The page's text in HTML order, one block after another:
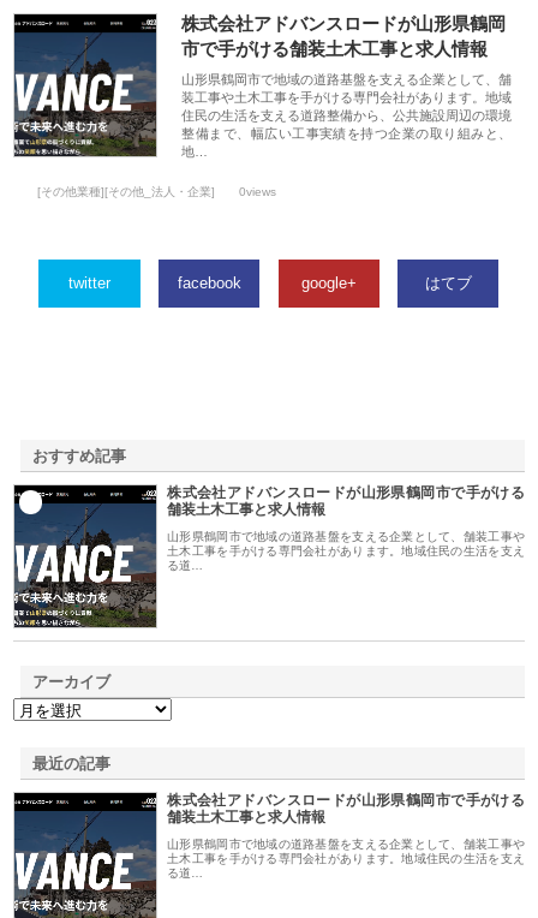
株式会社アドバンスロードが山形県鶴岡
市で手がける舗装土木工事と求人情報
山形県鶴岡市で地域の道路基盤を支える企業として、舗
装工事や土木工事を手がける専門会社があります。地域
住民の生活を支える道路整備から、公共施設周辺の環境
整備まで、幅広い工事実績を持つ企業の取り組みと、
地…
[その他業種][その他_法人・企業] 0views
twitter facebook google+ はてブ
おすすめ記事
株式会社アドバンスロードが山形県鶴岡市で手がける
舗装土木工事と求人情報
山形県鶴岡市で地域の道路基盤を支える企業として、舗装工事や
土木工事を手がける専門会社があります。地域住民の生活を支え
る道…
アーカイブ
最近の記事
株式会社アドバンスロードが山形県鶴岡市で手がける
舗装土木工事と求人情報
山形県鶴岡市で地域の道路基盤を支える企業として、舗装工事や
土木工事を手がける専門会社があります。地域住民の生活を支え
る道…